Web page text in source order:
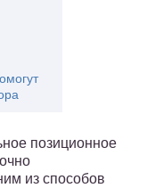
позиционное
из способов